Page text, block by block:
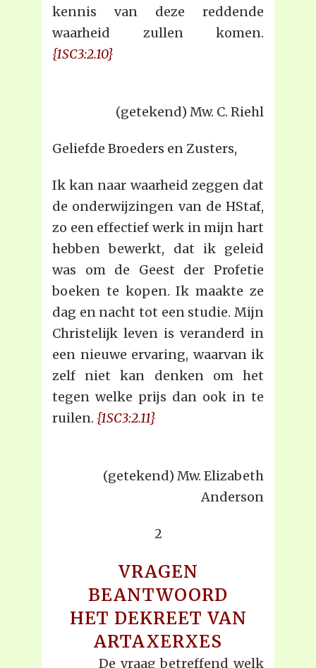
kennis van deze reddende
waarheid zullen komen.
{1SC3:2.10}
(getekend) Mw. C. Riehl
Geliefde Broeders en Zusters,
Ik kan naar waarheid zeggen dat
de onderwijzingen van de HStaf,
zo een effectief werk in mijn hart
hebben bewerkt, dat ik geleid
was om de Geest der Profetie
boeken te kopen. Ik maakte ze
dag en nacht tot een studie. Mijn
Christelijk leven is veranderd in
een nieuwe ervaring, waarvan ik
zelf niet kan denken om het
tegen welke prijs dan ook in te
ruilen. {1SC3:2.11}
(getekend) Mw. Elizabeth
Anderson
2
VRAGEN
BEANTWOORD
HET DEKREET VAN
ARTAXERXES
De vraag betreffend welk